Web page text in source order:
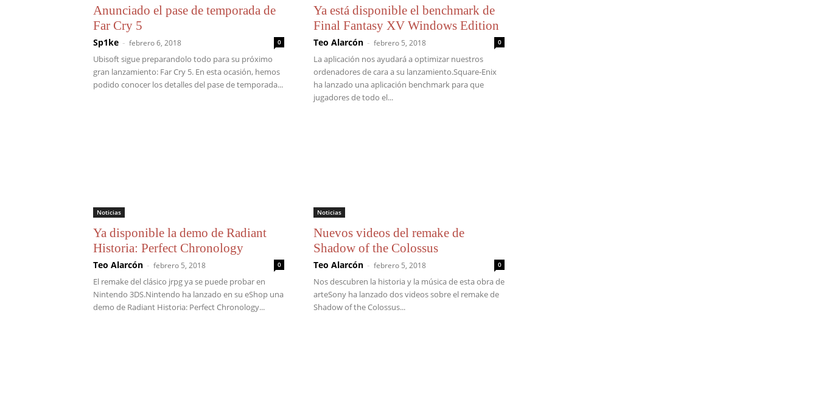
Anunciado el pase de temporada de
Far Cry 5
Sp1ke - febrero 6, 2018 0
Ubisoft sigue preparandolo todo para su próximo
gran lanzamiento: Far Cry 5. En esta ocasión, hemos
podido conocer los detalles del pase de temporada...
Ya está disponible el benchmark de
Final Fantasy XV Windows Edition
Teo Alarcón - febrero 5, 2018 0
La aplicación nos ayudará a optimizar nuestros
ordenadores de cara a su lanzamiento.Square-Enix
ha lanzado una aplicación benchmark para que
jugadores de todo el...
Noticias
Ya disponible la demo de Radiant
Historia: Perfect Chronology
Teo Alarcón - febrero 5, 2018 0
El remake del clásico jrpg ya se puede probar en
Nintendo 3DS.Nintendo ha lanzado en su eShop una
demo de Radiant Historia: Perfect Chronology...
Noticias
Nuevos videos del remake de
Shadow of the Colossus
Teo Alarcón - febrero 5, 2018 0
Nos descubren la historia y la música de esta obra de
arteSony ha lanzado dos videos sobre el remake de
Shadow of the Colossus...